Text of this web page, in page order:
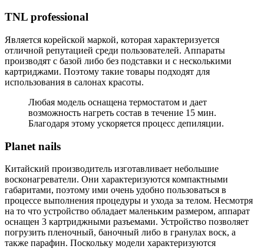
TNL professional
Является корейской маркой, которая характеризуется
отличной репутацией среди пользователей. Аппараты
производят с базой либо без подставки и с несколькими
картриджами. Поэтому такие товары подходят для
использования в салонах красоты.
Любая модель оснащена термостатом и дает
возможность нагреть состав в течение 15 мин.
Благодаря этому ускоряется процесс депиляции.
Planet nails
Китайский производитель изготавливает небольшие
восконагреватели. Они характеризуются компактными
габаритами, поэтому ими очень удобно пользоваться в
процессе выполнения процедуры и ухода за телом. Несмотря
на то что устройство обладает маленьким размером, аппарат
оснащен 3 картриджными разъемами. Устройство позволяет
погрузить пленочный, баночный либо в гранулах воск, а
также парафин. Поскольку модели характеризуются